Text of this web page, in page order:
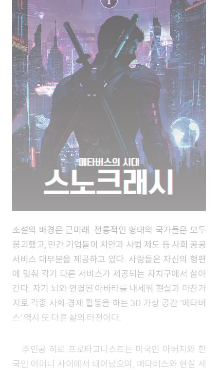
소설의 배경은 근미래. 전통적인 형태의 국가들은 모두
붕괴했고, 민간 기업들이 치안과 사법 제도 등 사회 공공
서비스 대부분을 제공하고 있다. 사람들은 자신의 형편
에 맞춰 각기 다른 서비스가 제공되는 자치구에서 살아
간다. 자기 뇌와 연결된 아바타를 내세워 현실과 마찬가
지로 각종 사회·경제 활동을 하는 3D 가상 공간 ‘메타버
스’ 역시 또 다른 삶의 터전이다.
주인공 히로 프로타고니스트는 미국인 아버지와 한
국인 어머니 사이에서 태어났으며, 메타버스와 현실 세